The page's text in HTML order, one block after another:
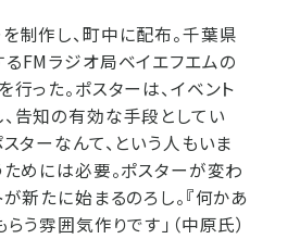
制作し、町中に配布。千葉県
FMラジオ局ベイエフエムの
行った。ポスターは、イベント
告知の有効な手段としてい
ターなんて、という人もいま
ためには必要。ポスターが変わ
新たに始まるのろし。『何かあ
う雰囲気作りです」（中原氏）